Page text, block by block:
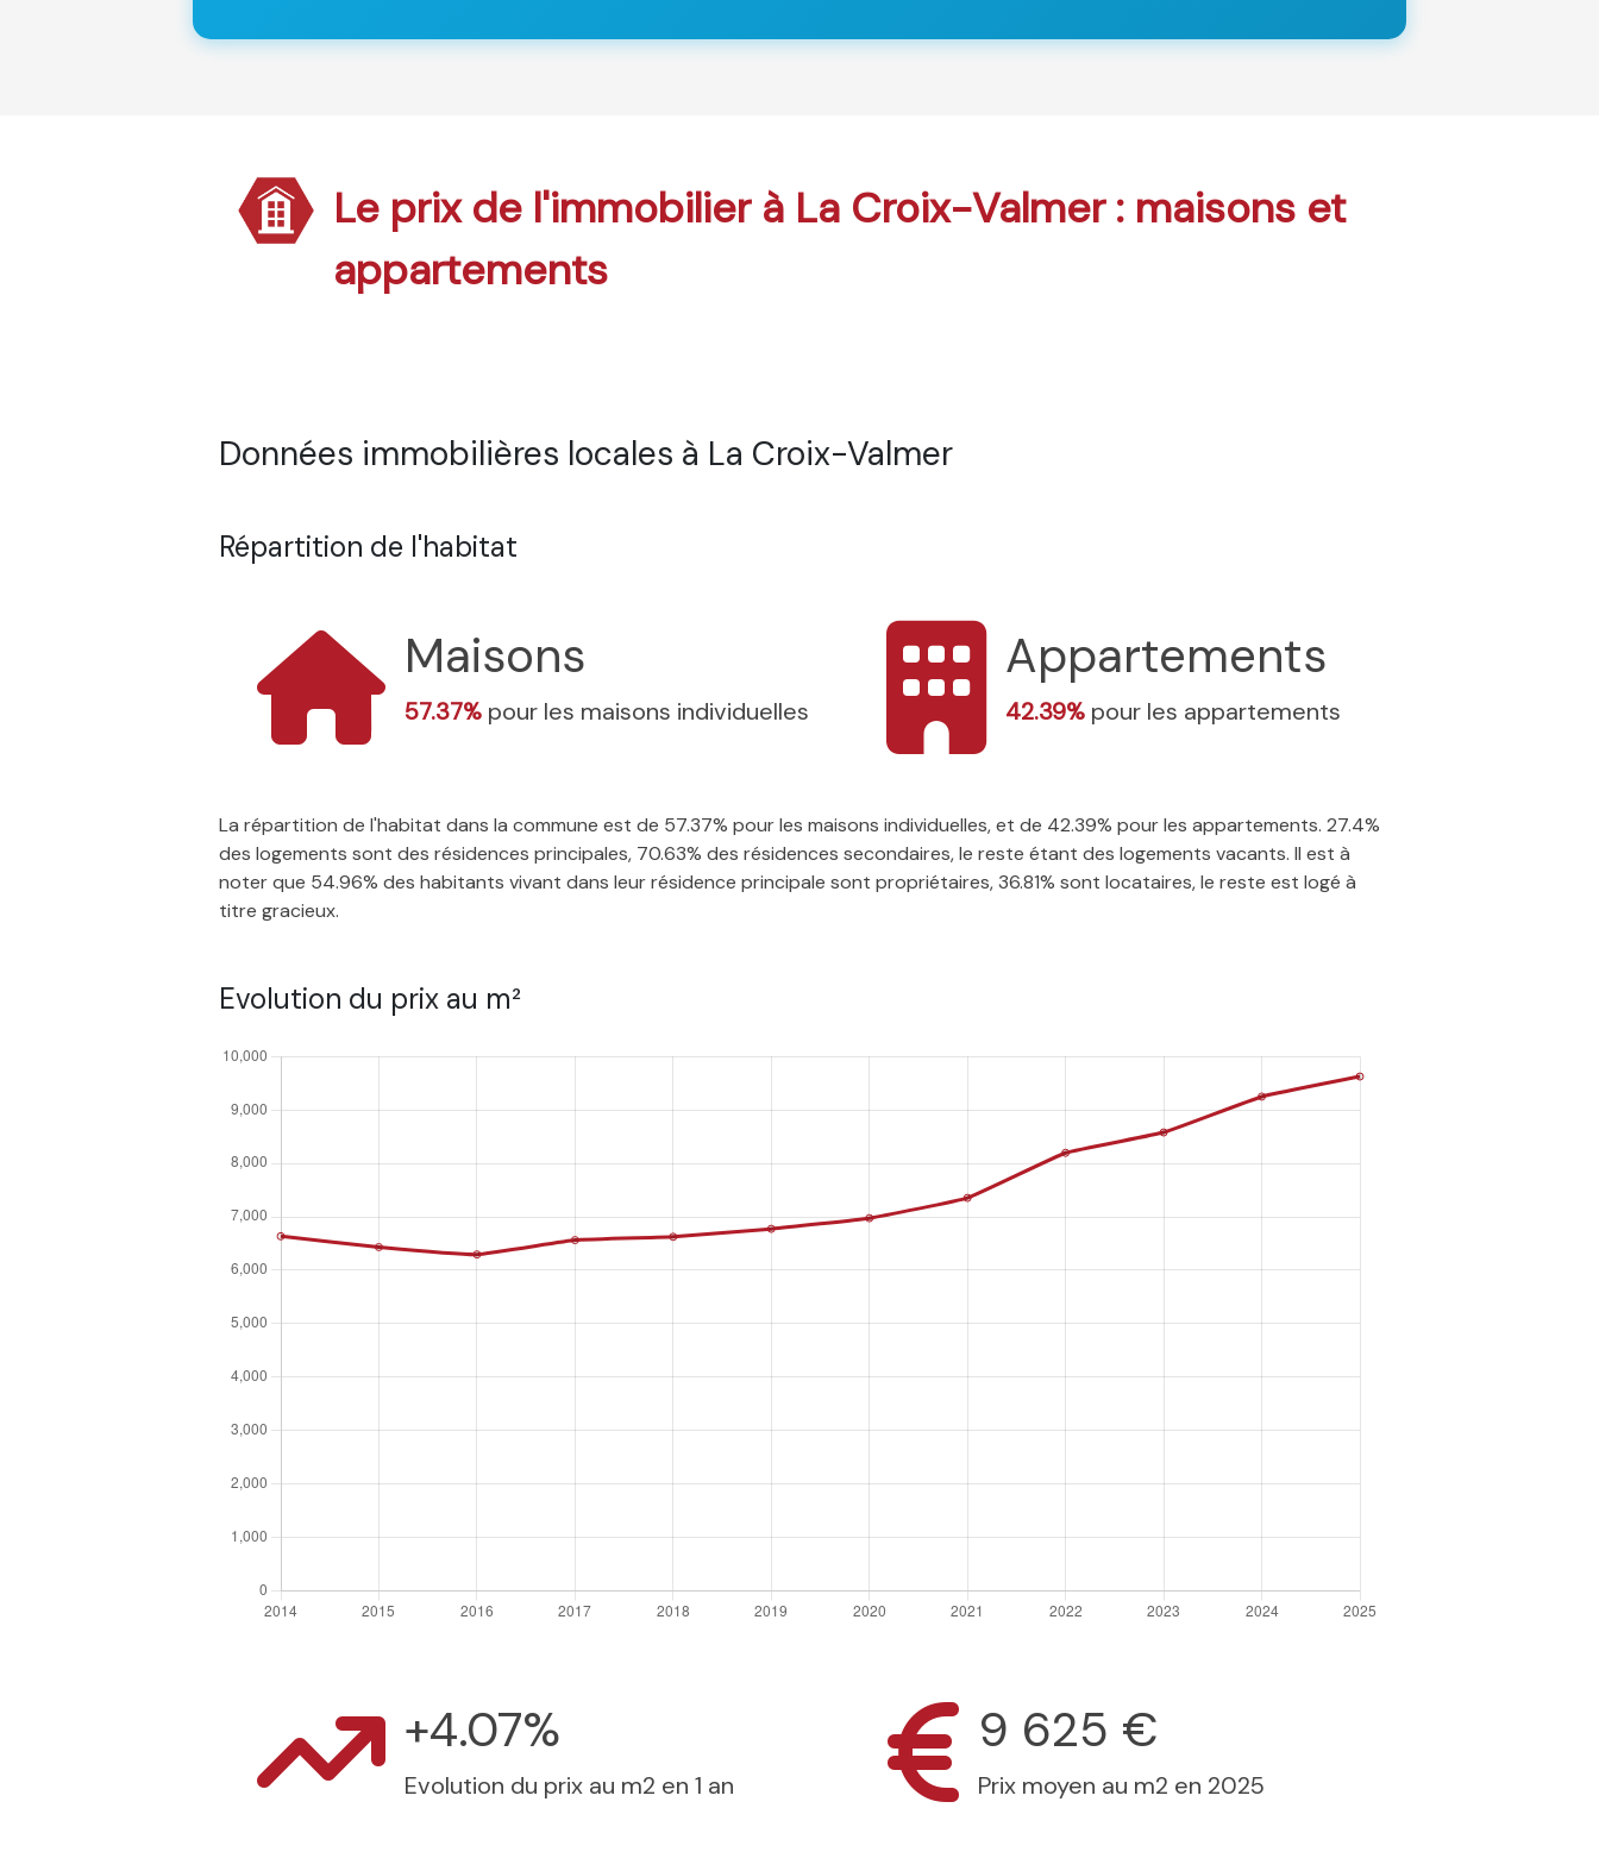
Le prix de l'immobilier à La Croix-Valmer : maisons et
appartements
Données immobilières locales à La Croix-Valmer
Répartition de l'habitat
Maisons
57.37% pour les maisons individuelles
Appartements
42.39% pour les appartements
La répartition de l'habitat dans la commune est de 57.37% pour les maisons individuelles, et de 42.39% pour les appartements. 27.4%
des logements sont des résidences principales, 70.63% des résidences secondaires, le reste étant des logements vacants. Il est à
noter que 54.96% des habitants vivant dans leur résidence principale sont propriétaires, 36.81% sont locataires, le reste est logé à
titre gracieux.
Evolution du prix au m²
+4.07%
Evolution du prix au m2 en 1 an
9 625 €
Prix moyen au m2 en 2025